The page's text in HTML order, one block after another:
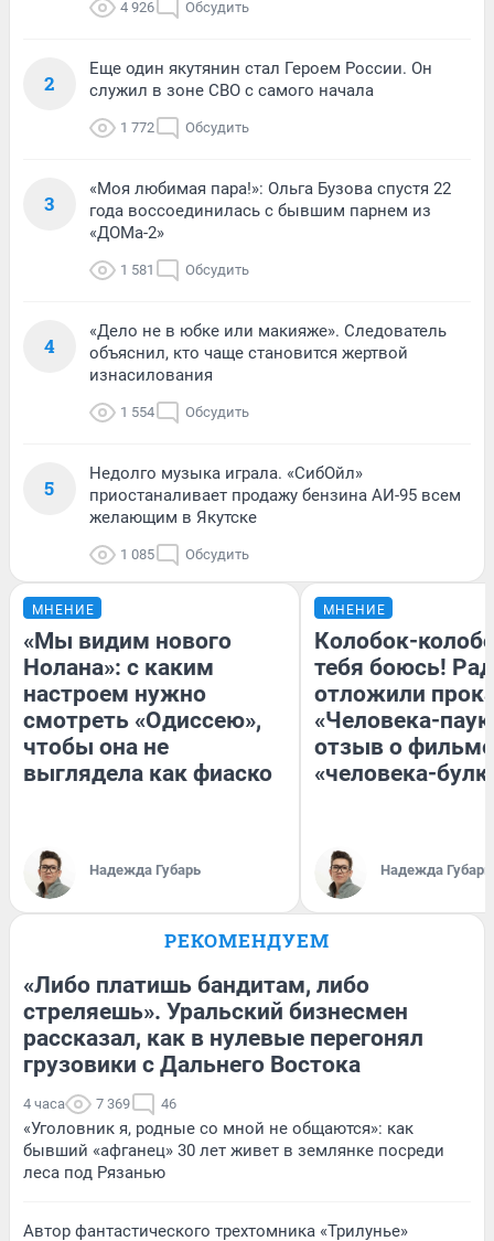
4 926 Обсудить
2
Еще один якутянин стал Героем России. Он
служил в зоне СВО с самого начала
1 772 Обсудить
3
«Моя любимая пара!»: Ольга Бузова спустя 22
года воссоединилась с бывшим парнем из
«ДОМа-2»
1 581 Обсудить
4
«Дело не в юбке или макияже». Следователь
объяснил, кто чаще становится жертвой
изнасилования
1 554 Обсудить
5
Недолго музыка играла. «СибОйл»
приостаналивает продажу бензина АИ-95 всем
желающим в Якутске
1 085 Обсудить
МНЕНИЕ
«Мы видим нового
Нолана»: с каким
настроем нужно
смотреть «Одиссею»,
чтобы она не
выглядела как фиаско
Надежда Губарь
МНЕНИЕ
Колобок-
тебя боюсь!
отложили
«Человека-
отзыв о
«человека-
Надежда Губарь
РЕКОМЕНДУЕМ
«Либо платишь бандитам, либо
стреляешь». Уральский бизнесмен
рассказал, как в нулевые перегонял
грузовики с Дальнего Востока
4 часа 7 369 46
«Уголовник я, родные со мной не общаются»: как
бывший «афганец» 30 лет живет в землянке посреди
леса под Рязанью
Автор фантастического трехтомника «Трилунье»